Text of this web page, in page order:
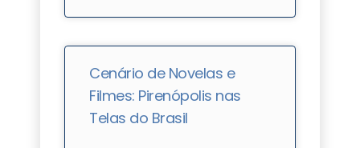
Cenário de Novelas e
Filmes: Pirenópolis nas
Telas do Brasil